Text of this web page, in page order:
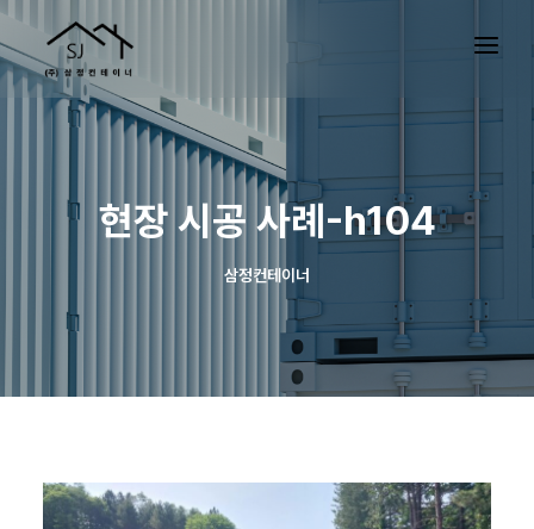
현장 시공 사례-h104
삼정컨테이너